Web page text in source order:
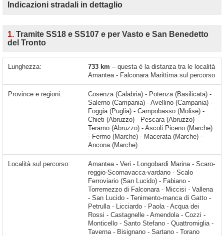
Indicazioni stradali in dettaglio
1. Tramite SS18 e SS107 e per Vasto e San Benedetto
del Tronto
Lunghezza: 733 km – questa è la distanza tra le località
Amantea - Falconara Marittima sul percorso
Province e regioni:
Cosenza (Calabria) - Potenza (Basilicata) -
Salerno (Campania) - Avellino (Campania) -
Foggia (Puglia) - Campobasso (Molise) -
Chieti (Abruzzo) - Pescara (Abruzzo) -
Teramo (Abruzzo) - Ascoli Piceno (Marche)
- Fermo (Marche) - Macerata (Marche) -
Ancona (Marche)
Località sul percorso: Amantea - Veri - Longobardi Marina - Scaro-reggio-Scornavacca-vardano - Scalo Ferroviario (San Lucido) - Fabiano - Torremezzo di Falconara - Miccisi - Vallena - San Lucido - Tenimento-manca di Gatto - Petrulla - Licciardo - Paola - Acqua dei Rossi - Castagnelle - Amendola - Cozzi - Monticello - Santo Stefano - Quattromiglia - Taverna - Bisignano - Sartano - Torano Castello - Scalo Ferroviario - Tarsia - Altomonte - Firmo - Castrovillari - Morano Calabro - Campotenese - Mormanno - Laino Borgo - Milordo - Lauria - Pecorone